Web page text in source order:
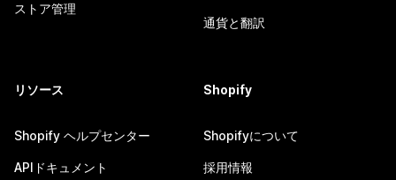
ストア管理
通貨と翻訳
リソース
Shopify ヘルプセンター
APIドキュメント
Shopify
Shopifyについて
採用情報